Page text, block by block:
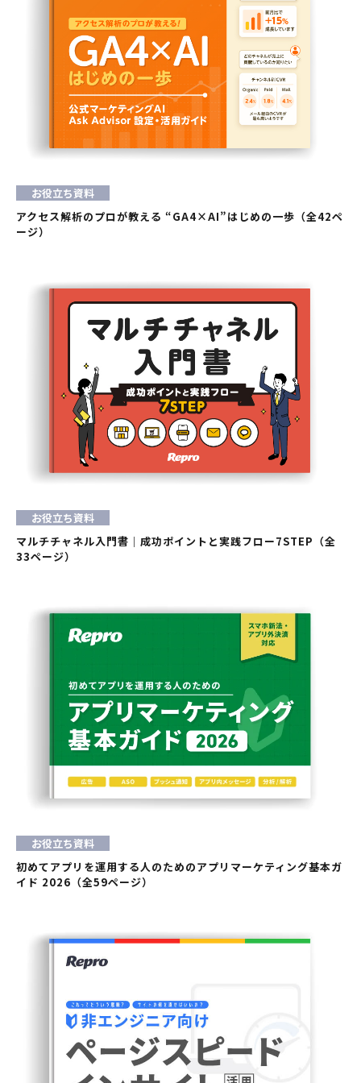
お役立ち資料
アクセス解析のプロが教える “GA4×AI”はじめの一歩（全42ペ
ージ）
お役立ち資料
マルチチャネル入門書｜成功ポイントと実践フロー7STEP（全
33ページ）
お役立ち資料
初めてアプリを運用する人のためのアプリマーケティング基本ガ
イド 2026（全59ページ）